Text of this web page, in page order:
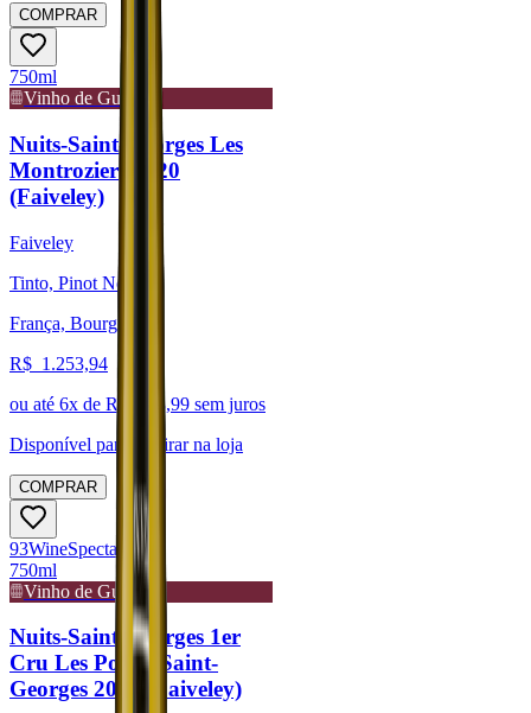
COMPRAR
750ml
Vinho de Guarda
Nuits-Saint-Georges Les
Montroziers 2020
(Faiveley)
Faiveley
Tinto, Pinot Noir
França, Bourgogne
R$ 1.253,94
ou até 6x de R$ 208,99 sem juros
Disponível para:
Retirar na loja
COMPRAR
93WineSpectator
750ml
Vinho de Guarda
Nuits-Saint-Georges 1er
Cru Les Porêts Saint-
Georges 2023 (Faiveley)